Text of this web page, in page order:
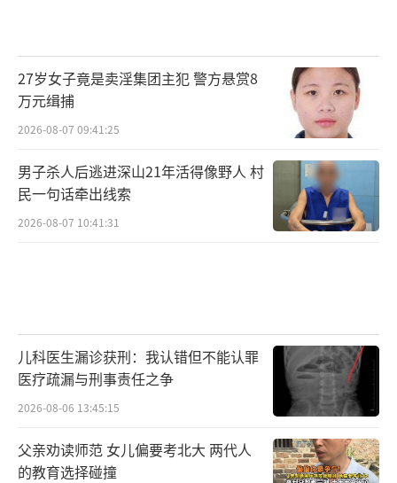
27岁女子竟是卖淫集团主犯 警方悬赏8
万元缉捕
2026-08-07 09:41:25
男子杀人后逃进深山21年活得像野人 村
民一句话牵出线索
2026-08-07 10:41:31
儿科医生漏诊获刑：我认错但不能认罪
医疗疏漏与刑事责任之争
2026-08-06 13:45:15
父亲劝读师范 女儿偏要考北大 两代人
的教育选择碰撞